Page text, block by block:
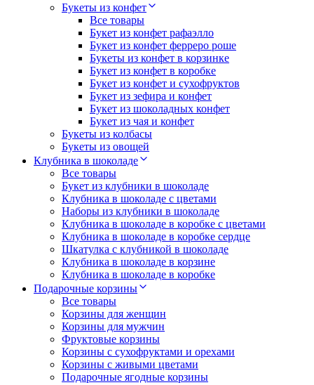
Букеты из конфет
Все товары
Букет из конфет рафаэлло
Букет из конфет ферреро роше
Букеты из конфет в корзинке
Букет из конфет в коробке
Букет из конфет и сухофруктов
Букет из зефира и конфет
Букет из шоколадных конфет
Букет из чая и конфет
Букеты из колбасы
Букеты из овощей
Клубника в шоколаде
Все товары
Букет из клубники в шоколаде
Клубника в шоколаде с цветами
Наборы из клубники в шоколаде
Клубника в шоколаде в коробке с цветами
Клубника в шоколаде в коробке сердце
Шкатулка с клубникой в шоколаде
Клубника в шоколаде в корзине
Клубника в шоколаде в коробке
Подарочные корзины
Все товары
Корзины для женщин
Корзины для мужчин
Фруктовые корзины
Корзины с сухофруктами и орехами
Корзины с живыми цветами
Подарочные ягодные корзины